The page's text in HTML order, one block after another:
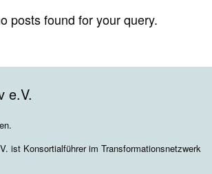
posts found for your query.
e.V.
ist Konsortialführer im Transformationsnetzwerk